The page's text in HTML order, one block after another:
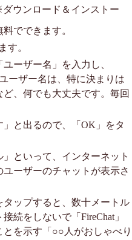
ウンロード＆インストー
でできます。
す。
ーザー名」を入力し、
ーザー名は、特に決まりは
、何でも大丈夫です。毎回
」と出るので、「OK」をタ
といって、インターネット
ーザーのチャットが表示さ
タップすると、数十メートル
続をしないで「FireChat」
を示す「○○人がおしゃべり